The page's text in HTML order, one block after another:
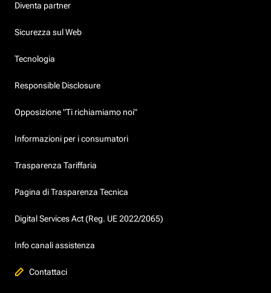
Diventa partner
Sicurezza sul Web
Tecnologia
Responsible Disclosure
Opposizione "Ti richiamiamo noi"
Informazioni per i consumatori
Trasparenza Tariffaria
Pagina di Trasparenza Tecnica
Digital Services Act (Reg. UE 2022/2065)
Info canali assistenza
Contattaci